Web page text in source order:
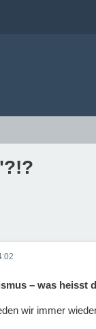
– was heisst
wir immer